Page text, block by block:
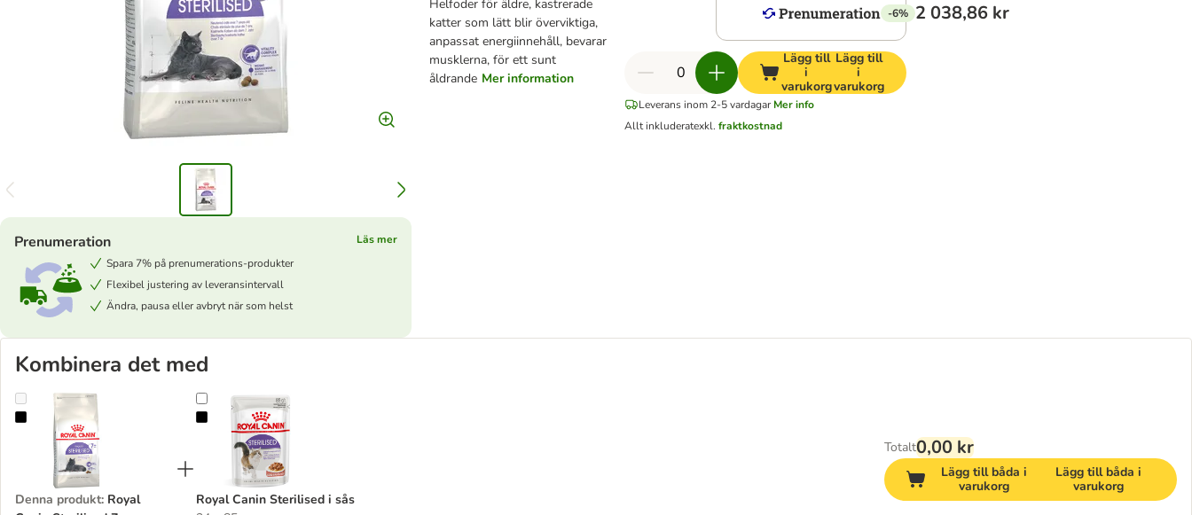
Helfoder för äldre, kastrerade
katter som lätt blir överviktiga,
anpassat energiinnehåll, bevarar
musklerna, för ett sunt
åldrande Mer information
Prenumeration
Läs mer
Spara 7% på prenumerations-produkter
Flexibel justering av leveransintervall
Ändra, pausa eller avbryt när som helst
-6% 2 038,86 kr
Lägg till
i
varukorg
Lägg till
i
varukorg
Leverans inom 2-5 vardagar Mer info
Allt inkluderatexkl. fraktkostnad
Kombinera det med
Royal Canin Sterilised 7+
Denna produkt: Royal
Royal Canin Sterilised i sås
Royal Canin Sterilised i sås
Totalt0,00 kr
Lägg till båda i
varukorg
Lägg till båda i
varukorg